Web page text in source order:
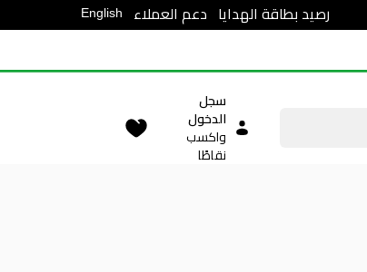
رصيد بطاقة الهدايا دعم العملاء English
سجل
الدخول
واكسب
نقاطًا